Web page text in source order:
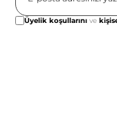
Üyelik koşullarını ve